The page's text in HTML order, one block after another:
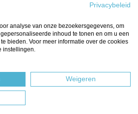
Privacybeleid
analyse van onze bezoekersgegevens, om
inhoud te tonen en om u een
bieden. Voor meer informatie over de cookies
instellingen.
Weigeren